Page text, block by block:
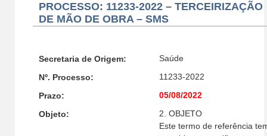
PROCESSO: 11233-2022 – TERCEIRIZAÇÃO
DE MÃO DE OBRA – SMS
Secretaria de Origem: Saúde
Nº. Processo: 11233-2022
Prazo: 05/08/2022
Objeto:
2. OBJETO
Este termo de referência